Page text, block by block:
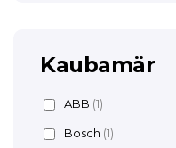
Kaubamär
ABB (1)
Bosch (1)